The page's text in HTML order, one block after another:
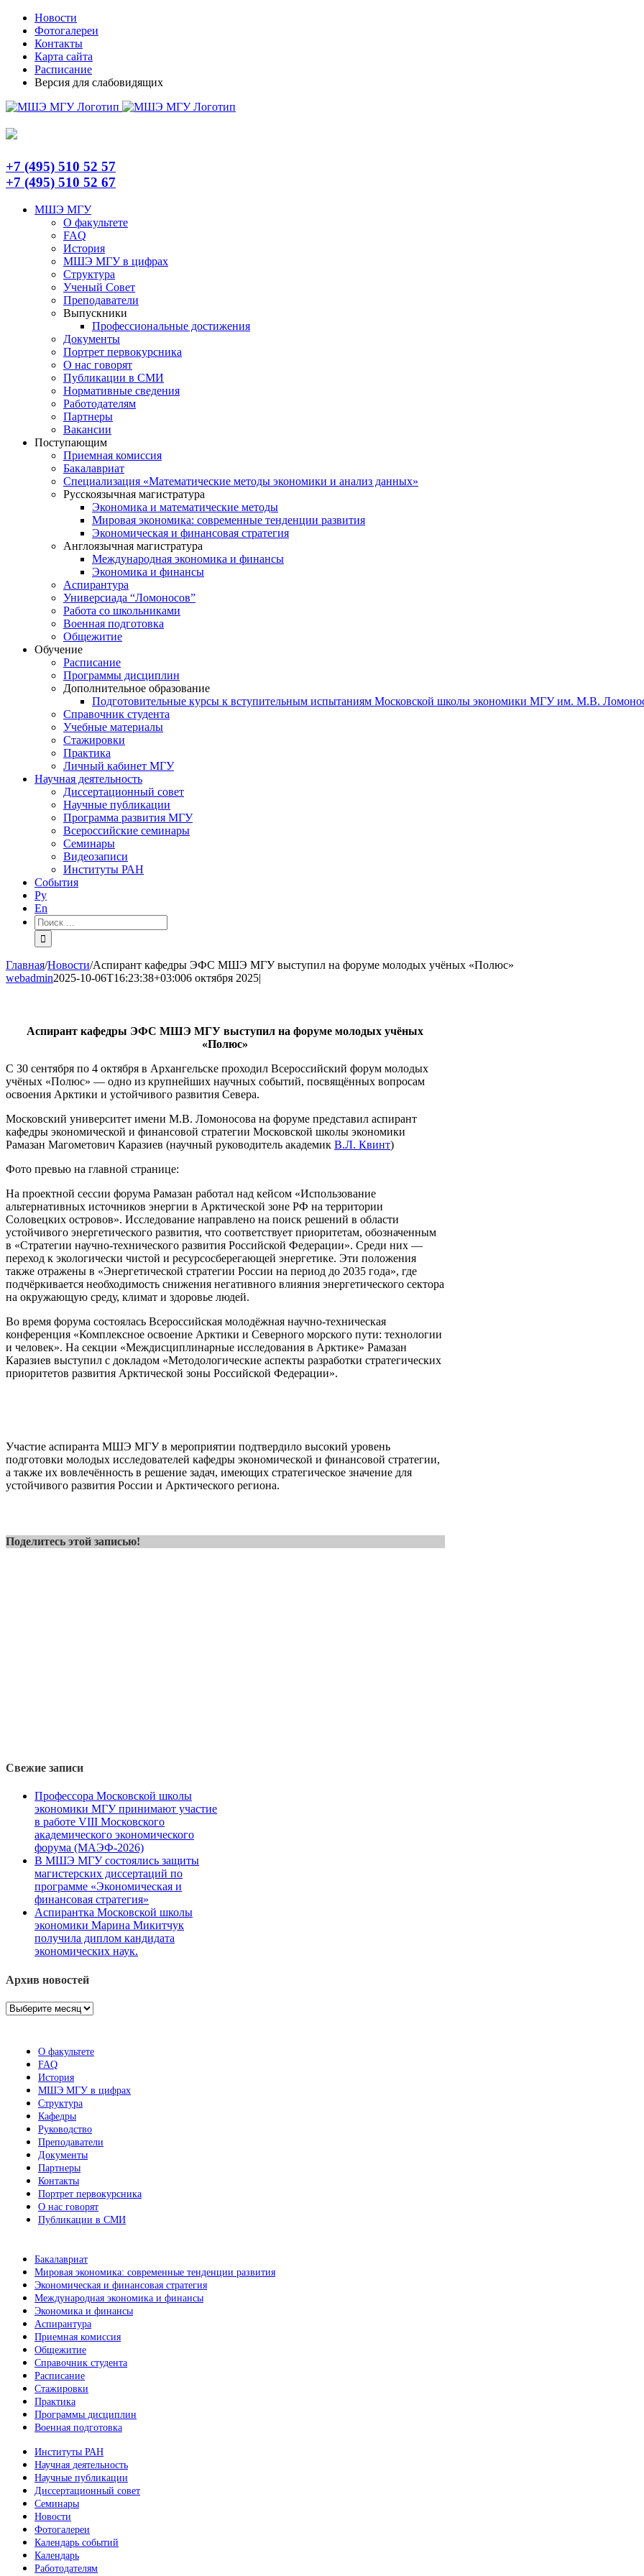
Skip
content
TelegramНовости
Фотогалереи
Контакты
Карта сайта
Расписание
Версия для слабовидящих
+7 (495) 510 52 57
+7 (495) 510 52 67
МШЭ МГУ
О факультете
FAQ
История
МШЭ МГУ в цифрах
Структура
Ученый Совет
Преподаватели
Выпускники
Профессиональные достижения
Документы
Портрет первокурсника
О нас говорят
Публикации в СМИ
Нормативные сведения
Работодателям
Партнеры
Вакансии
Поступающим
Приемная комиссия
Бакалавриат
Специализация «Математические методы экономики и анализ данных»
Русскоязычная магистратура
Экономика и математические методы
Мировая экономика: современные тенденции развития
Экономическая и финансовая стратегия
Англоязычная магистратура
Международная экономика и финансы
Экономика и финансы
Аспирантура
Универсиада “Ломоносов”
Работа со школьниками
Военная подготовка
Общежитие
Обучение
Расписание
Программы дисциплин
Дополнительное образование
Подготовительные курсы к вступительным испытаниям Московской школы экономики МГУ им. М.В.
Справочник студента
Учебные материалы
Стажировки
Практика
Личный кабинет МГУ
Научная деятельность
Диссертационный совет
Научные публикации
Программа развития МГУ
Всероссийские семинары
Семинары
Видеозаписи
Институты РАН
События
Ру
En
Результат
поиска:
Главная/Новости/Аспирант кафедры ЭФС МШЭ МГУ выступил на форуме молодых учёных «Полюс»
webadmin2025-10-06T16:23:38+03:006 октября 2025|
Аспирант кафедры ЭФС МШЭ МГУ выступил на форуме молодых учёных
«Полюс»
С 30 сентября по 4 октября в Архангельске проходил Всероссийский форум молодых
учёных «Полюс» — одно из крупнейших научных событий, посвящённых вопросам
освоения Арктики и устойчивого развития Севера.
Московский университет имени М.В. Ломоносова на форуме представил аспирант
кафедры экономической и финансовой стратегии Московской школы экономики
Рамазан Магометович Каразиев (научный руководитель академик В.Л. Квинт)
Фото превью на главной странице:
На проектной сессии форума Рамазан работал над кейсом «Использование
альтернативных источников энергии в Арктической зоне РФ на территории
Соловецких островов». Исследование направлено на поиск решений в области
устойчивого энергетического развития, что соответствует приоритетам, обозначенным
в «Стратегии научно-технического развития Российской Федерации». Среди них —
переход к экологически чистой и ресурсосберегающей энергетике. Эти положения
также отражены в «Энергетической стратегии России на период до 2035 года», где
подчёркивается необходимость снижения негативного влияния энергетического сектора
на окружающую среду, климат и здоровье людей.
Во время форума состоялась Всероссийская молодёжная научно-техническая
конференция «Комплексное освоение Арктики и Северного морского пути: технологии
и человек». На секции «Междисциплинарные исследования в Арктике» Рамазан
Каразиев выступил с докладом «Методологические аспекты разработки стратегических
приоритетов развития Арктической зоны Российской Федерации».
Участие аспиранта МШЭ МГУ в мероприятии подтвердило высокий уровень
подготовки молодых исследователей кафедры экономической и финансовой стратегии,
а также их вовлечённость в решение задач, имеющих стратегическое значение для
устойчивого развития России и Арктического региона.
Поделитесь этой записью!
Свежие записи
Профессора Московской школы
экономики МГУ принимают участие
в работе VIII Московского
академического экономического
форума (МАЭФ-2026)
В МШЭ МГУ состоялись защиты
магистерских диссертаций по
программе «Экономическая и
финансовая стратегия»
Аспирантка Московской школы
экономики Марина Микитчук
получила диплом кандидата
экономических наук.
Архив новостей
Архив
О факультете
FAQ
История
МШЭ МГУ в цифрах
Структура
Кафедры
Руководство
Преподаватели
Документы
Партнеры
Контакты
Портрет первокурсника
О нас говорят
Публикации в СМИ
Бакалавриат
Мировая экономика: современные тенденции развития
Экономическая и финансовая стратегия
Международная экономика и финансы
Экономика и финансы
Аспирантура
Приемная комиссия
Общежитие
Справочник студента
Расписание
Стажировки
Практика
Программы дисциплин
Военная подготовка
Институты РАН
Научная деятельность
Научные публикации
Диссертационный совет
Семинары
Новости
Фотогалереи
Календарь событий
Календарь
Работодателям